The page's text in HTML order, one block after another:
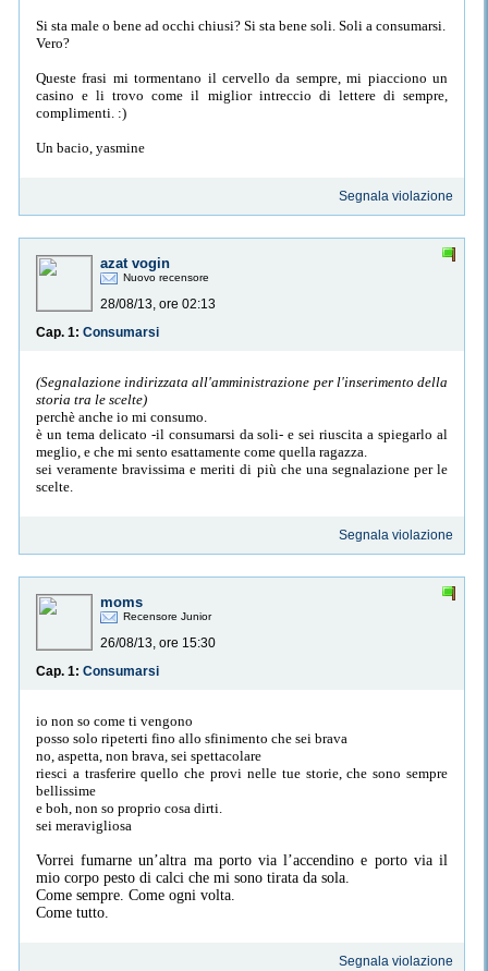
Si sta male o bene ad occhi chiusi? Si sta bene soli. Soli a consumarsi.
Vero?
Queste frasi mi tormentano il cervello da sempre, mi piacciono un
casino e li trovo come il miglior intreccio di lettere di sempre,
complimenti. :)
Un bacio, yasmine
Segnala violazione
azat vogin
Nuovo recensore
28/08/13, ore 02:13
Cap. 1: Consumarsi
(Segnalazione indirizzata all'amministrazione per l'inserimento della
storia tra le scelte)
perchè anche io mi consumo.
è un tema delicato -il consumarsi da soli- e sei riuscita a spiegarlo al
meglio, e che mi sento esattamente come quella ragazza.
sei veramente bravissima e meriti di più che una segnalazione per le
scelte.
Segnala violazione
moms
Recensore Junior
26/08/13, ore 15:30
Cap. 1: Consumarsi
io non so come ti vengono
posso solo ripeterti fino allo sfinimento che sei brava
no, aspetta, non brava, sei spettacolare
riesci a trasferire quello che provi nelle tue storie, che sono sempre
bellissime
e boh, non so proprio cosa dirti.
sei meravigliosa
Vorrei fumarne un’altra ma porto via l’accendino e porto via il
mio corpo pesto di calci che mi sono tirata da sola.
Come sempre. Come ogni volta.
Come tutto.
Segnala violazione